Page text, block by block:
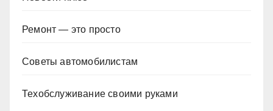
Ремонт — это просто
Советы автомобилистам
Техобслуживание своими руками